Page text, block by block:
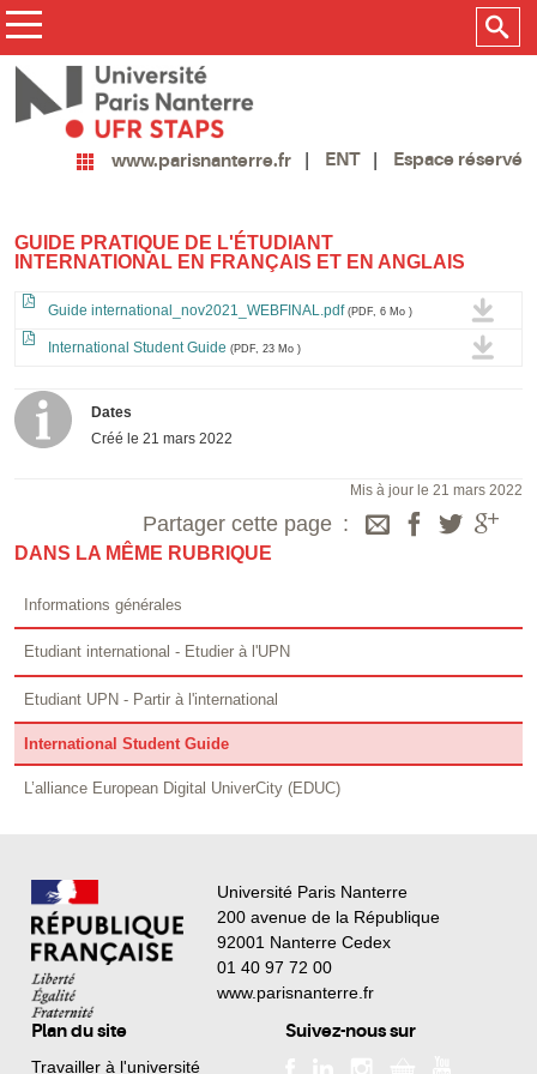
www.parisnanterre.fr ENT Espace réservé
GUIDE PRATIQUE DE L'ÉTUDIANT
INTERNATIONAL EN FRANÇAIS ET EN ANGLAIS
Guide international_nov2021_WEBFINAL.pdf (PDF, 6 Mo )
International Student Guide (PDF, 23 Mo )
Dates
Créé le 21 mars 2022
Mis à jour le 21 mars 2022
Partager cette page
DANS LA MÊME RUBRIQUE
Informations générales
Etudiant international - Etudier à l'UPN
Etudiant UPN - Partir à l'international
International Student Guide
L’alliance European Digital UniverCity (EDUC)
Université Paris Nanterre
200 avenue de la République
92001 Nanterre Cedex
01 40 97 72 00
www.parisnanterre.fr
Plan du site
Travailler à l'université
Suivez-nous sur